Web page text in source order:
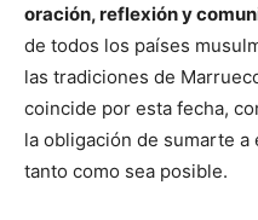
oración, reflexión y
de todos los países
las tradiciones de
coincide por esta fecha,
la obligación de sumarte
tanto como sea posible.